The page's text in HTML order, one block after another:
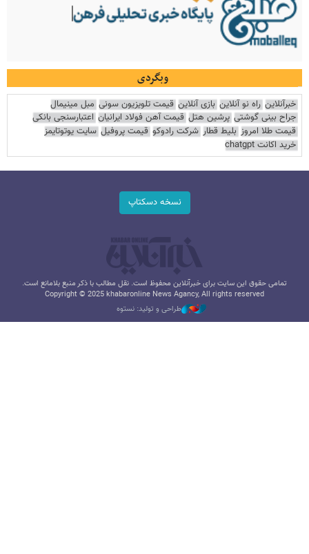
وبگردی
خبرآنلاین راه نو آنلاین بازی آنلاین قیمت تلویزیون سونی مبل مینیمال
جراح بینی گوشتی پرشین هتل قیمت آهن فولاد ایرانیان اعتبارسنجی بانکی
قیمت طلا امروز بلیط قطار شرکت رادوکو قیمت پروفیل سایت یوتوتایمز
خرید اکانت chatgpt
نسخه دسکتاپ
تمامی حقوق این سایت برای خبرآنلاین محفوظ است. نقل مطالب با ذکر منبع بلامانع است.
Copyright © 2025 khabaronline News Agancy, All rights reserved
طراحی و تولید: نستوه